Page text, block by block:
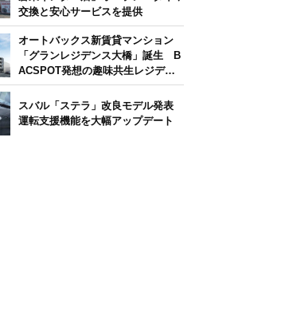
交換と安心サービスを提供
オートバックス新賃貸マンション
「グランレジデンス大橋」誕生 B
ACSPOT発想の趣味共生レジデン
ス
スバル「ステラ」改良モデル発表
運転支援機能を大幅アップデート